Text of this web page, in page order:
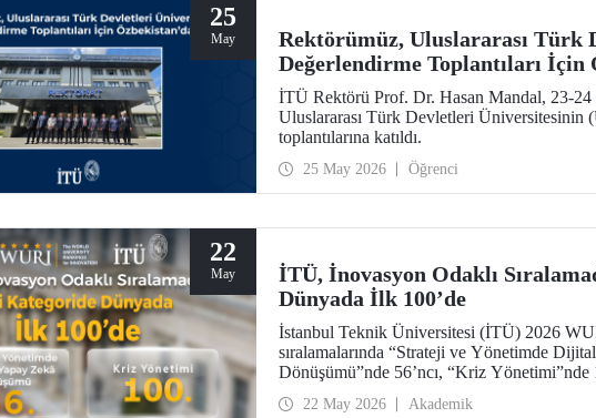
25
May
Rektörümüz, Uluslararası Türk
Değerlendirme Toplantıları İçin
İTÜ Rektörü Prof. Dr. Hasan Mandal, 23-24
Uluslararası Türk Devletleri Üniversitesinin
toplantılarına katıldı.
25 May 2026 Öğrenci
22
May
İTÜ, İnovasyon Odaklı
Dünyada İlk 100’de
İstanbul Teknik Üniversitesi (İTÜ) 2026
sıralamalarında “Strateji ve Yönetimde
Dönüşümü”nde 56’ncı, “Kriz Yönetimi”nde
22 May 2026 Akademik